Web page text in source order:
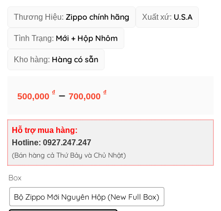
Thương Hiệu: Zippo chính hãng Xuất xứ: U.S.A
Tình Trạng: Mới + Hộp Nhôm
Kho hàng: Hàng có sẵn
500,000 ₫ – 700,000 ₫Khoảng
từ
700,000 ₫
Hỗ trợ mua hàng:
Hotline: 0927.247.247
(Bán hàng cả Thứ Bảy và Chủ Nhật)
Zippo + Hộp Thiếc bảo quản
XÓA
Bật lửa zippo united nations (mã số 89) - liên hợp quốc số lượng
Mua Ngay Sản Phẩm